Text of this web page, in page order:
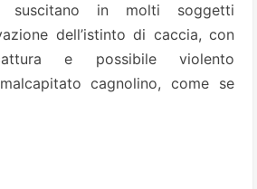
in molti soggetti
dell’istinto di caccia, con
e possibile violento
cagnolino, come se